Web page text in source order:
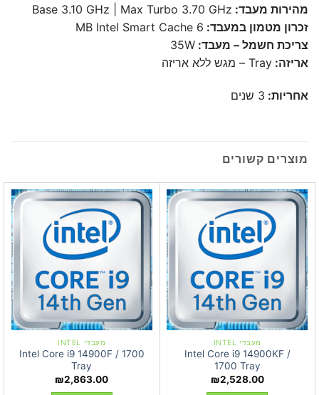
מהירות מעבד: Base 3.10 GHz | Max Turbo 3.70 GHz
זכרון מטמון במעבד: 6 MB Intel Smart Cache
צריכת חשמל – מעבד: 35W
אריזה: Tray – מגש ללא אריזה
אחריות: 3 שנים
מוצרים קשורים
מעבדי INTEL
Intel Core i9 14900KF /
1700 Tray
₪2,528.00
מעבדי INTEL
Intel Core i9 14900F / 1700
Tray
₪2,863.00